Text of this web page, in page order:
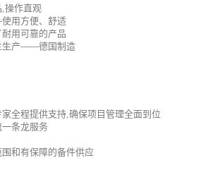
操作直观
用方便、舒适
用可靠的产品
生产——德国制造
全程提供支持,确保项目管理全面到位
条龙服务
和有保障的备件供应